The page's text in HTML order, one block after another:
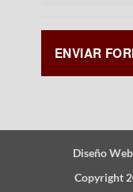
Diseño
Copyright